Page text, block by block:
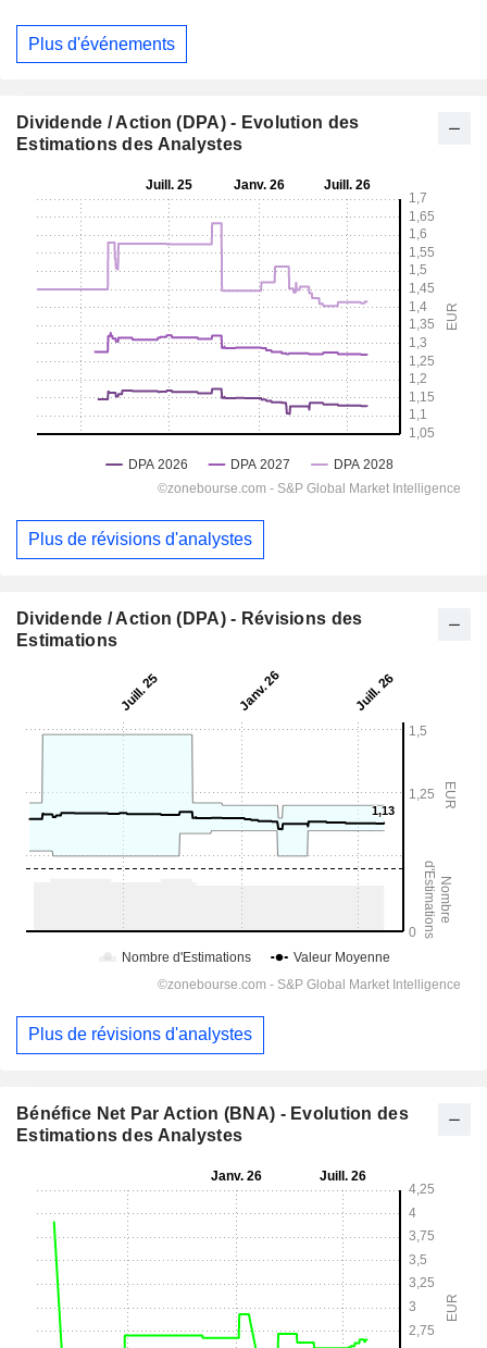
Plus d'événements
Dividende / Action (DPA) - Evolution des
Estimations des Analystes
Plus de révisions d'analystes
Dividende / Action (DPA) - Révisions des
Estimations
Plus de révisions d'analystes
Bénéfice Net Par Action (BNA) - Evolution des
Estimations des Analystes